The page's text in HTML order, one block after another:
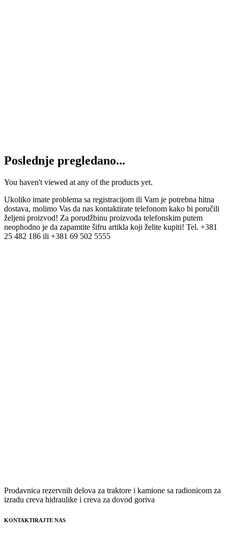
Poslednje pregledano...
You haven't viewed at any of the products yet.
Ukoliko imate problema sa registracijom ili Vam je potrebna hitna
dostava, molimo Vas da nas kontaktirate telefonom kako bi poručili
željeni proizvod! Za porudžbinu proizvoda telefonskim putem
neophodno je da zapamtite šifru artikla koji želite kupiti! Tel. +381
25 482 186 ili +381 69 502 5555
Prodavnica rezervnih delova za traktore i kamione sa radionicom za
izradu creva hidraulike i creva za dovod goriva
KONTAKTIRAJTE NAS